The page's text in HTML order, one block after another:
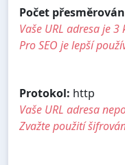
Počet
Vaše URL adresa je
Pro SEO je lepší
Protokol: http
Vaše URL adresa
Zvažte použití